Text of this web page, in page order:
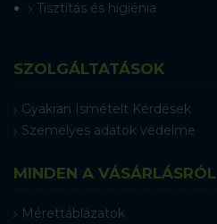
Tisztítás és higiénia
SZOLGÁLTATÁSOK
Gyakran Ismételt Kérdések
Személyes adatok védelme
MINDEN A VÁSÁRLÁSRÓL
Mérettáblázatok